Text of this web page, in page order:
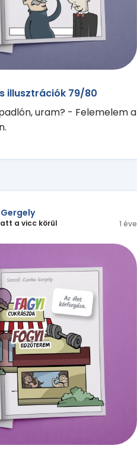
illusztrációk 79/80
uram? - Felemelem a
a vicc körül 1 éve